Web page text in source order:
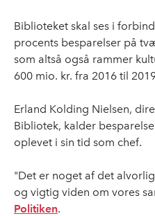
Biblioteket skal ses i
procents besparelser på
som altså også rammer
600 mio. kr. fra 2016 til
Erland Kolding Nielsen,
Bibliotek, kalder
oplevet i sin tid som chef.
"Det er noget af det
og vigtig viden om vores
Politiken.